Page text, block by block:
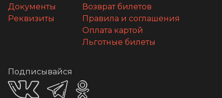
Документы
Реквизиты
Возврат билетов
Правила и соглашения
Оплата картой
Льготные билеты
Подписывайся